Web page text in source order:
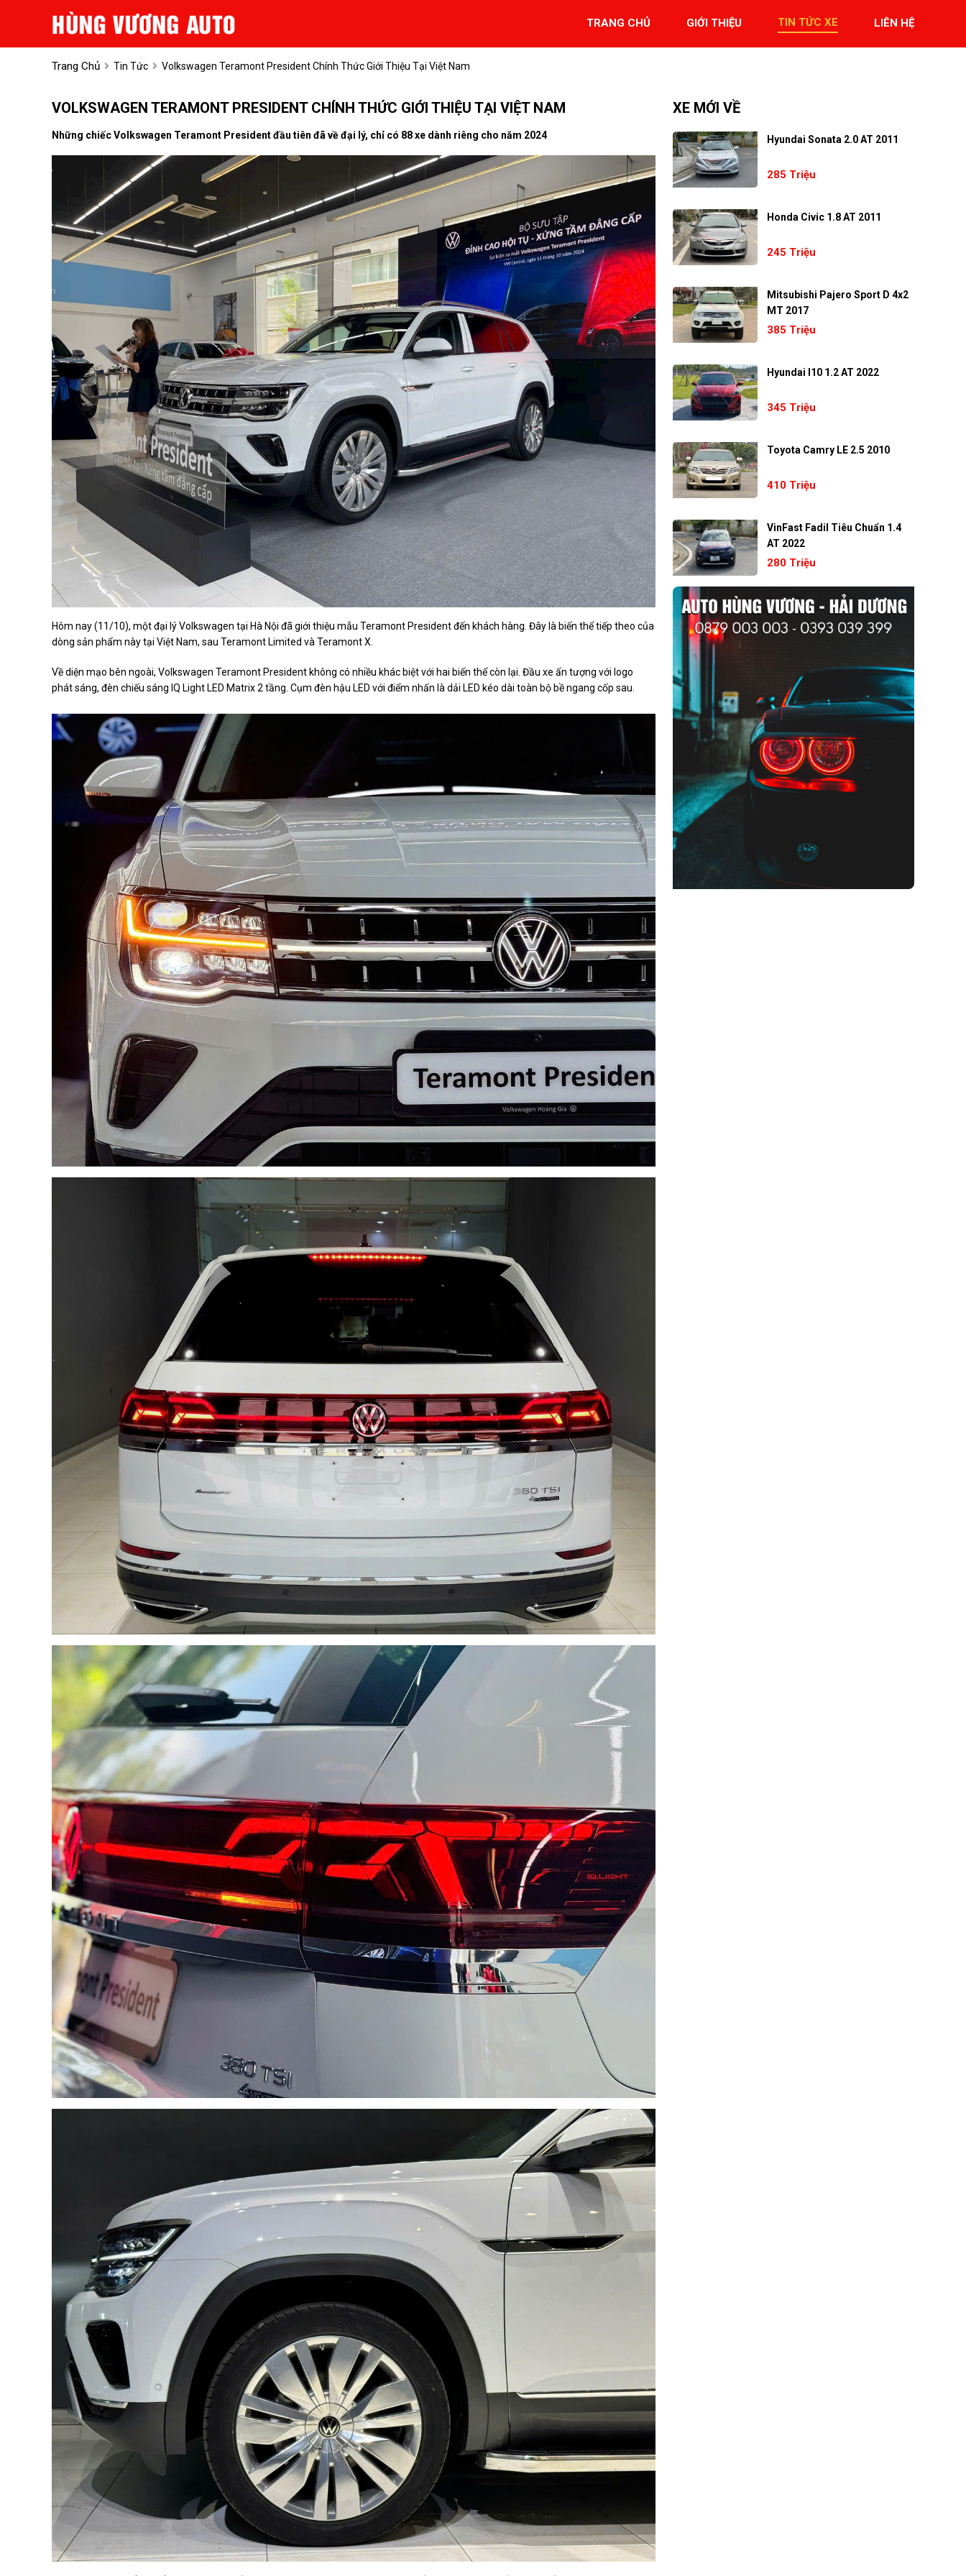
TRANG CHỦ GIỚI THIỆU TIN TỨC XE LIÊN HỆ
Trang Chủ Tin Tức Volkswagen Teramont President Chính Thức Giới Thiệu Tại Việt Nam
VOLKSWAGEN TERAMONT PRESIDENT CHÍNH THỨC GIỚI THIỆU TẠI VIỆT NAM
Những chiếc Volkswagen Teramont President đầu tiên đã về đại lý, chỉ có 88 xe dành riêng cho năm 2024
Hôm nay (11/10), một đại lý Volkswagen tại Hà Nội đã giới thiệu mẫu Teramont President đến khách hàng. Đây là biến thể tiếp theo của
dòng sản phẩm này tại Việt Nam, sau Teramont Limited và Teramont X.
Về diện mạo bên ngoài, Volkswagen Teramont President không có nhiều khác biệt với hai biến thể còn lại. Đầu xe ấn tượng với logo
phát sáng, đèn chiếu sáng IQ Light LED Matrix 2 tầng. Cụm đèn hậu LED với điểm nhấn là dải LED kéo dài toàn bộ bề ngang cốp sau.
XE MỚI VỀ
Hyundai Sonata 2.0 AT 2011
285 Triệu
Honda Civic 1.8 AT 2011
245 Triệu
Mitsubishi Pajero Sport D 4x2
MT 2017
385 Triệu
Hyundai I10 1.2 AT 2022
345 Triệu
Toyota Camry LE 2.5 2010
410 Triệu
VinFast Fadil Tiêu Chuẩn 1.4
AT 2022
280 Triệu